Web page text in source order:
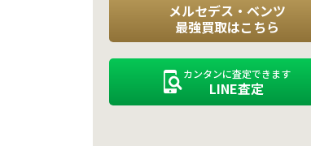
メルセデス・ベンツ
最強買取はこちら
カンタンに査定できます
LINE査定